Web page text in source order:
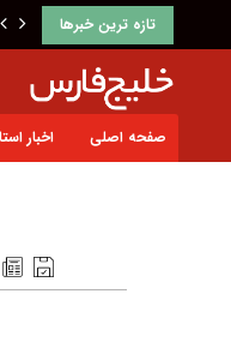
تازه ترین خبرها
صفحه اصلی اخبار